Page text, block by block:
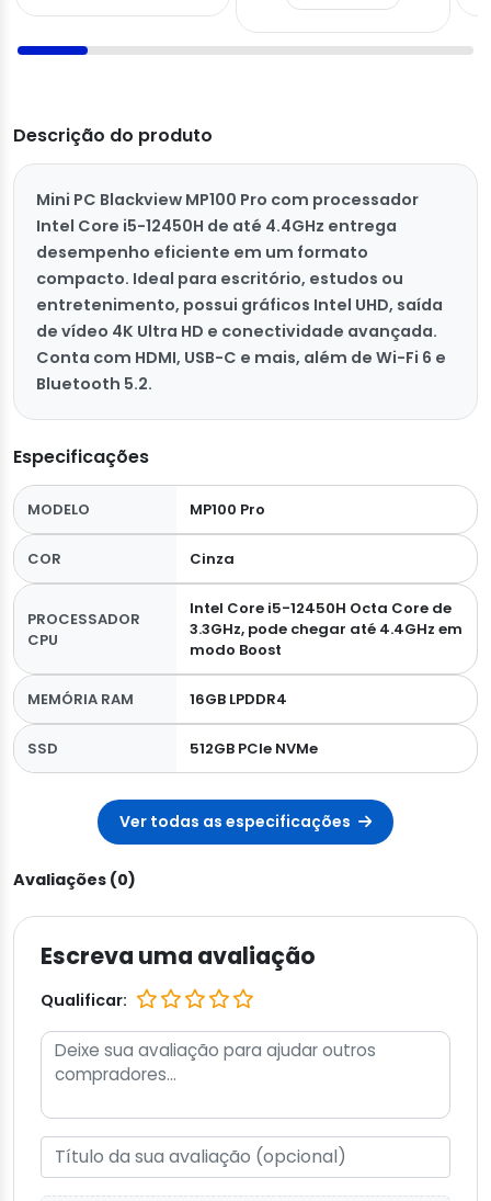
Descrição do produto
Mini PC Blackview MP100 Pro com processador
Intel Core i5-12450H de até 4.4GHz entrega
desempenho eficiente em um formato
compacto. Ideal para escritório, estudos ou
entretenimento, possui gráficos Intel UHD, saída
de vídeo 4K Ultra HD e conectividade avançada.
Conta com HDMI, USB-C e mais, além de Wi-Fi 6 e
Bluetooth 5.2.
Especificações
MODELO MP100 Pro
COR Cinza
PROCESSADOR
CPU
Intel Core i5-12450H Octa Core de
3.3GHz, pode chegar até 4.4GHz em
modo Boost
MEMÓRIA RAM 16GB LPDDR4
SSD 512GB PCIe NVMe
Ver todas as especificações
Avaliações (0)
Escreva uma avaliação
Qualificar: